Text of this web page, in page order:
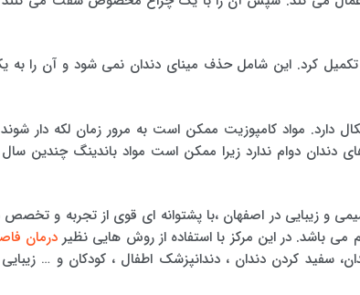
کرد. این شامل حذف مینای دندان نمی شود و آن را به
دارد. مواد کامپوزیت ممکن است به مرور زمان لکه دار
دندان دوام ندارد زیرا ممکن است مواد باندینگ چندین سال
و زیبایی در اصفهان ،با پشتوانه ای قوی از تجربه و تخصص
باشد. در این مرکز با استفاده از روش هایی نظیردرمان
سفید کردن دندان ، دندانپزشک اطفال ، کودکان و … زیبایی